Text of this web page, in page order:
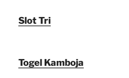
Slot Tri
Togel Kamboja